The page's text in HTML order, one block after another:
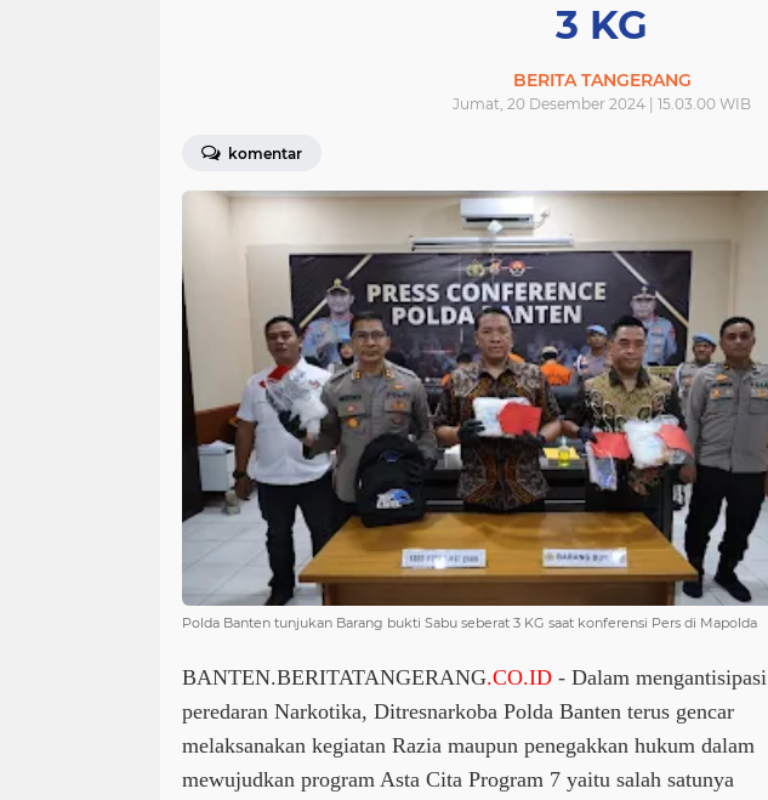
3 KG
BERITA TANGERANG
Jumat, 20 Desember 2024 | 15.03.00 WIB
komentar
Polda Banten tunjukan Barang bukti Sabu seberat 3 KG saat konferensi Pers di Mapolda
BANTEN.BERITATANGERANG.CO.ID - Dalam mengantisipasi
peredaran Narkotika, Ditresnarkoba Polda Banten terus gencar
melaksanakan kegiatan Razia maupun penegakkan hukum dalam
mewujudkan program Asta Cita Program 7 yaitu salah satunya